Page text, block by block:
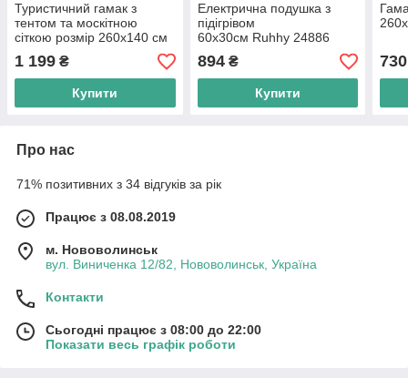
Туристичний гамак з
тентом та москітною
сіткою розмір 260x140 см
Trizand 25364
1 199 ₴
Купити
Електрична подушка з
підігрівом
60х30см Ruhhy 24886
894₴
Купити
730
Про нас
71% позитивних з 34 відгуків за рік
Працює з 08.08.2019
м. Нововолинськ
вул. Виниченка 12/82, Нововолинськ, Україна
Контакти
Сьогодні працює з 08:00 до 22:00
Показати весь графік роботи